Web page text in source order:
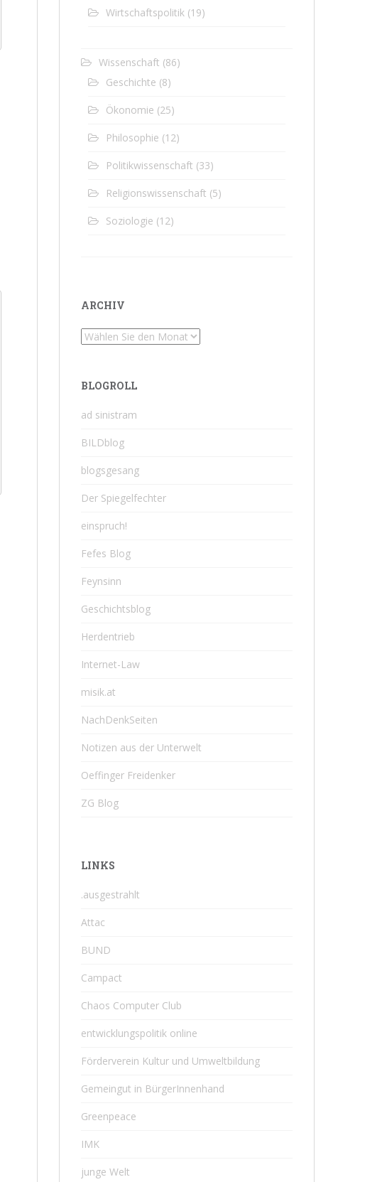
Wirtschaftspolitik (19)
Wissenschaft (86)
Geschichte (8)
Ökonomie (25)
Philosophie (12)
Politikwissenschaft (33)
Religionswissenschaft (5)
Soziologie (12)
ARCHIV
Archiv
BLOGROLL
ad sinistram
BILDblog
blogsgesang
Der Spiegelfechter
einspruch!
Fefes Blog
Feynsinn
Geschichtsblog
Herdentrieb
Internet-Law
misik.at
NachDenkSeiten
Notizen aus der Unterwelt
Oeffinger Freidenker
ZG Blog
LINKS
.ausgestrahlt
Attac
BUND
Campact
Chaos Computer Club
entwicklungspolitik online
Förderverein Kultur und Umweltbildung
Gemeingut in BürgerInnenhand
Greenpeace
IMK
junge Welt